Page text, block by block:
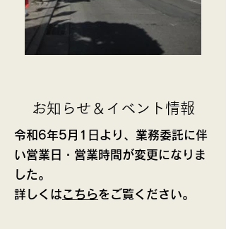
お知らせ＆イベント情報
令和6年5月1日より、業務委託に伴
い営業日・営業時間が変更になりま
した。
​詳しくはこちらをご覧ください。